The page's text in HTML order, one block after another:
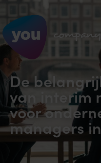
De
van interim
voor
managers